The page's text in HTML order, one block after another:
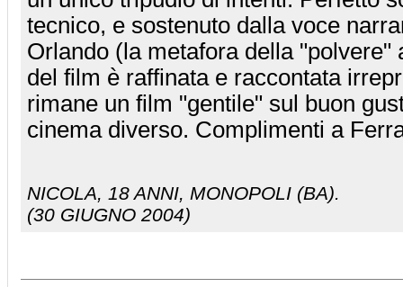
tecnico, e sostenuto dalla voce
Orlando (la metafora della "polvere"
del film è raffinata e raccontata
rimane un film "gentile" sul buon
cinema diverso. Complimenti a
NICOLA, 18 ANNI, MONOPOLI (BA).
(30 GIUGNO 2004)